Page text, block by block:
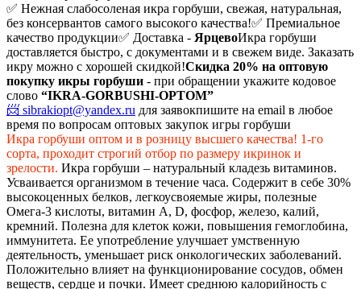
✅ Нежная слабосоленая икра горбуши, свежая, натуральная,
без консервантов самого высокого качества!✅ Премиальное
качество продукции✅ Доставка - ЯрцевоИкра горбуши
доставляется быстро, с документами и в свежем виде. Заказать
икру можно с хорошей скидкой!Скидка 20% на оптовую
покупку икры горбуши - при обращении укажите кодовое
слово “IKRA-GORBUSHI-OPTOM”
📨 sibrakiopt@yandex.ru для заявокпишите на email в любое
время по вопросам оптовых закупок игры горбуши
Икра горбуши оптом и в розницу высшего качества! 1-го
сорта, проходит строгий отбор по размеру икринок и
зрелости. Икра горбуши – натуральный кладезь витаминов.
Усваивается организмом в течение часа. Содержит в себе 30%
высокоценных белков, легкоусвояемые жиры, полезные
Омега-3 кислоты, витамин А, D, фосфор, железо, калий,
кремний. Полезна для клеток кожи, повышения гемоглобина,
иммунитета. Ее употребление улучшает умственную
деятельность, уменьшает риск онкологических заболеваний.
Положительно влияет на функционирование сосудов, обмен
веществ, сердце и почки. Имеет среднюю калорийность с